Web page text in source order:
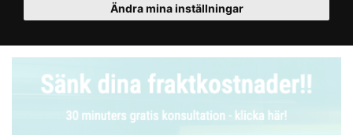
Ändra mina inställningar